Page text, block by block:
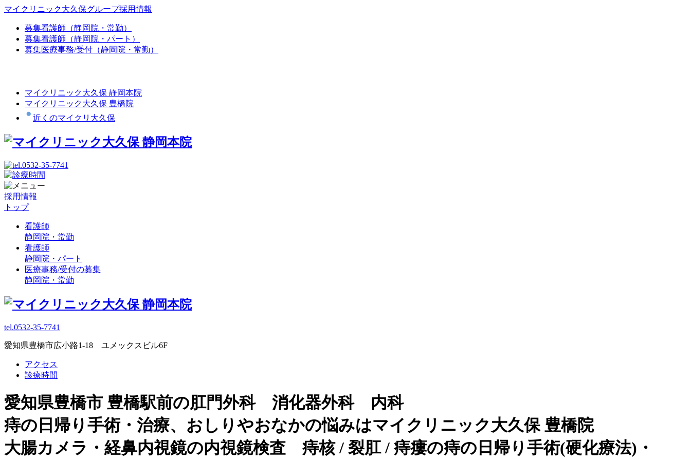
マイクリニック大久保グループ採用情報
募集看護師（静岡院・常勤）
募集看護師（静岡院・パート）
募集医療事務/受付（静岡院・常勤）
マイクリニック大久保 静岡本院
マイクリニック大久保 豊橋院
近くのマイクリ大久保
採用情報
トップ
看護師
静岡院・常勤
看護師
静岡院・パート
医療事務/受付の募集
静岡院・常勤
tel.0532-35-7741
愛知県豊橋市広小路1-18 ユメックスビル6F
アクセス
診療時間
愛知県豊橋市 豊橋駅前の肛門外科 消化器外科 内科
痔の日帰り手術・治療、おしりやおなかの悩みはマイクリニック大久保 豊橋院
大腸カメラ・経鼻内視鏡の内視鏡検査 痔核 / 裂肛 / 痔瘻の痔の日帰り手術(硬化療法)・